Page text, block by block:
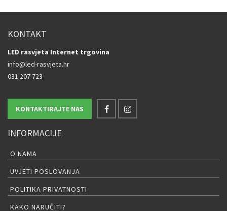
KONTAKT
LED rasvjeta Internet trgovina
info@led-rasvjeta.hr
031 207 723
KONTAKTIRAJTE NAS
INFORMACIJE
O NAMA
UVJETI POSLOVANJA
POLITIKA PRIVATNOSTI
KAKO NARUČITI?